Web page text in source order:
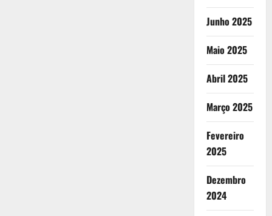
Junho 2025
Maio 2025
Abril 2025
Março 2025
Fevereiro
2025
Dezembro
2024